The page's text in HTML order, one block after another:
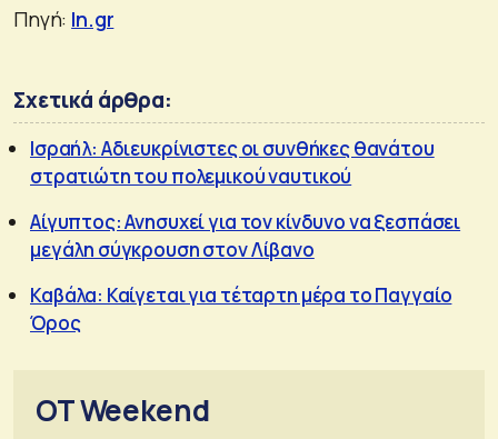
Πηγή: In.gr
Σχετικά άρθρα:
Ισραήλ: Αδιευκρίνιστες οι συνθήκες θανάτου
στρατιώτη του πολεμικού ναυτικού
Αίγυπτος: Ανησυχεί για τον κίνδυνο να ξεσπάσει
μεγάλη σύγκρουση στον Λίβανο
Καβάλα: Καίγεται για τέταρτη μέρα το Παγγαίο
Όρος
OT Weekend